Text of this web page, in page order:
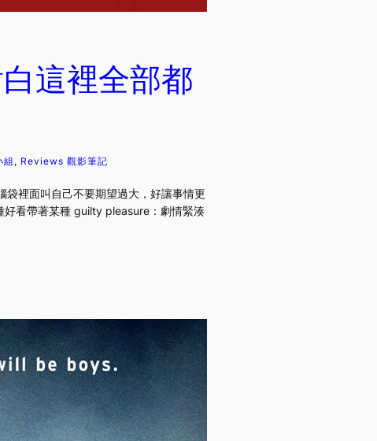
白這裡全部都
, Reviews 觀影筆記
裡面叫自己不要期望過大，好讓事情更
好看帶著某種 guilty pleasure：劇情緊湊